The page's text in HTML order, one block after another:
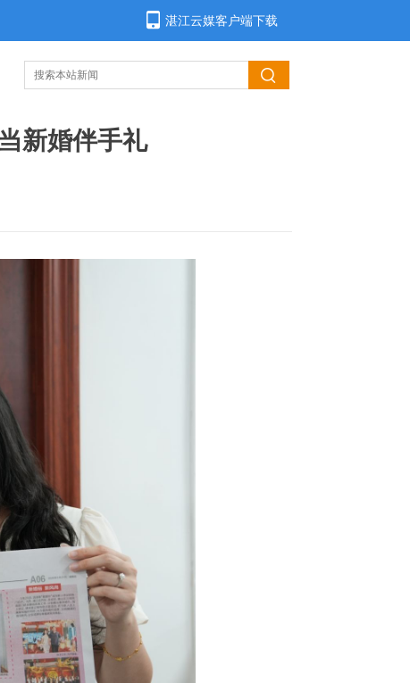
湛江云媒客户端下载
新婚伴手礼